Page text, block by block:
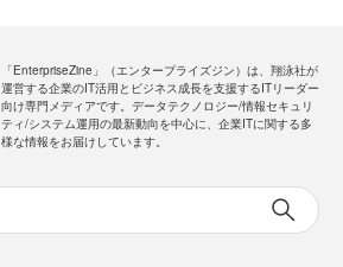
「EnterpriseZine」（エンタープライズジン）は、翔泳社が
運営する企業のIT活用とビジネス成長を支援するITリーダー
向け専門メディアです。データテクノロジー/情報セキュリ
ティ/システム運用の最新動向を中心に、企業ITに関する多
様な情報をお届けしています。